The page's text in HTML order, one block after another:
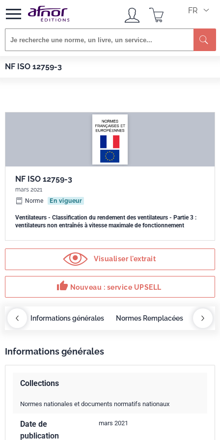
FR
NF ISO 12759-3
Afnor EDITIONS Normes
NF ISO 12759-3
mars 2021
Norme
En vigueur
Ventilateurs - Classification du rendement des ventilateurs - Partie 3 :
ventilateurs non entraînés à vitesse maximale de fonctionnement
Visualiser l'extrait
thumb_up Nouveau : service UPSELL
Informations générales Normes Remplacées
Informations générales
Collections
Normes nationales et documents normatifs nationaux
Date de
publication
mars 2021